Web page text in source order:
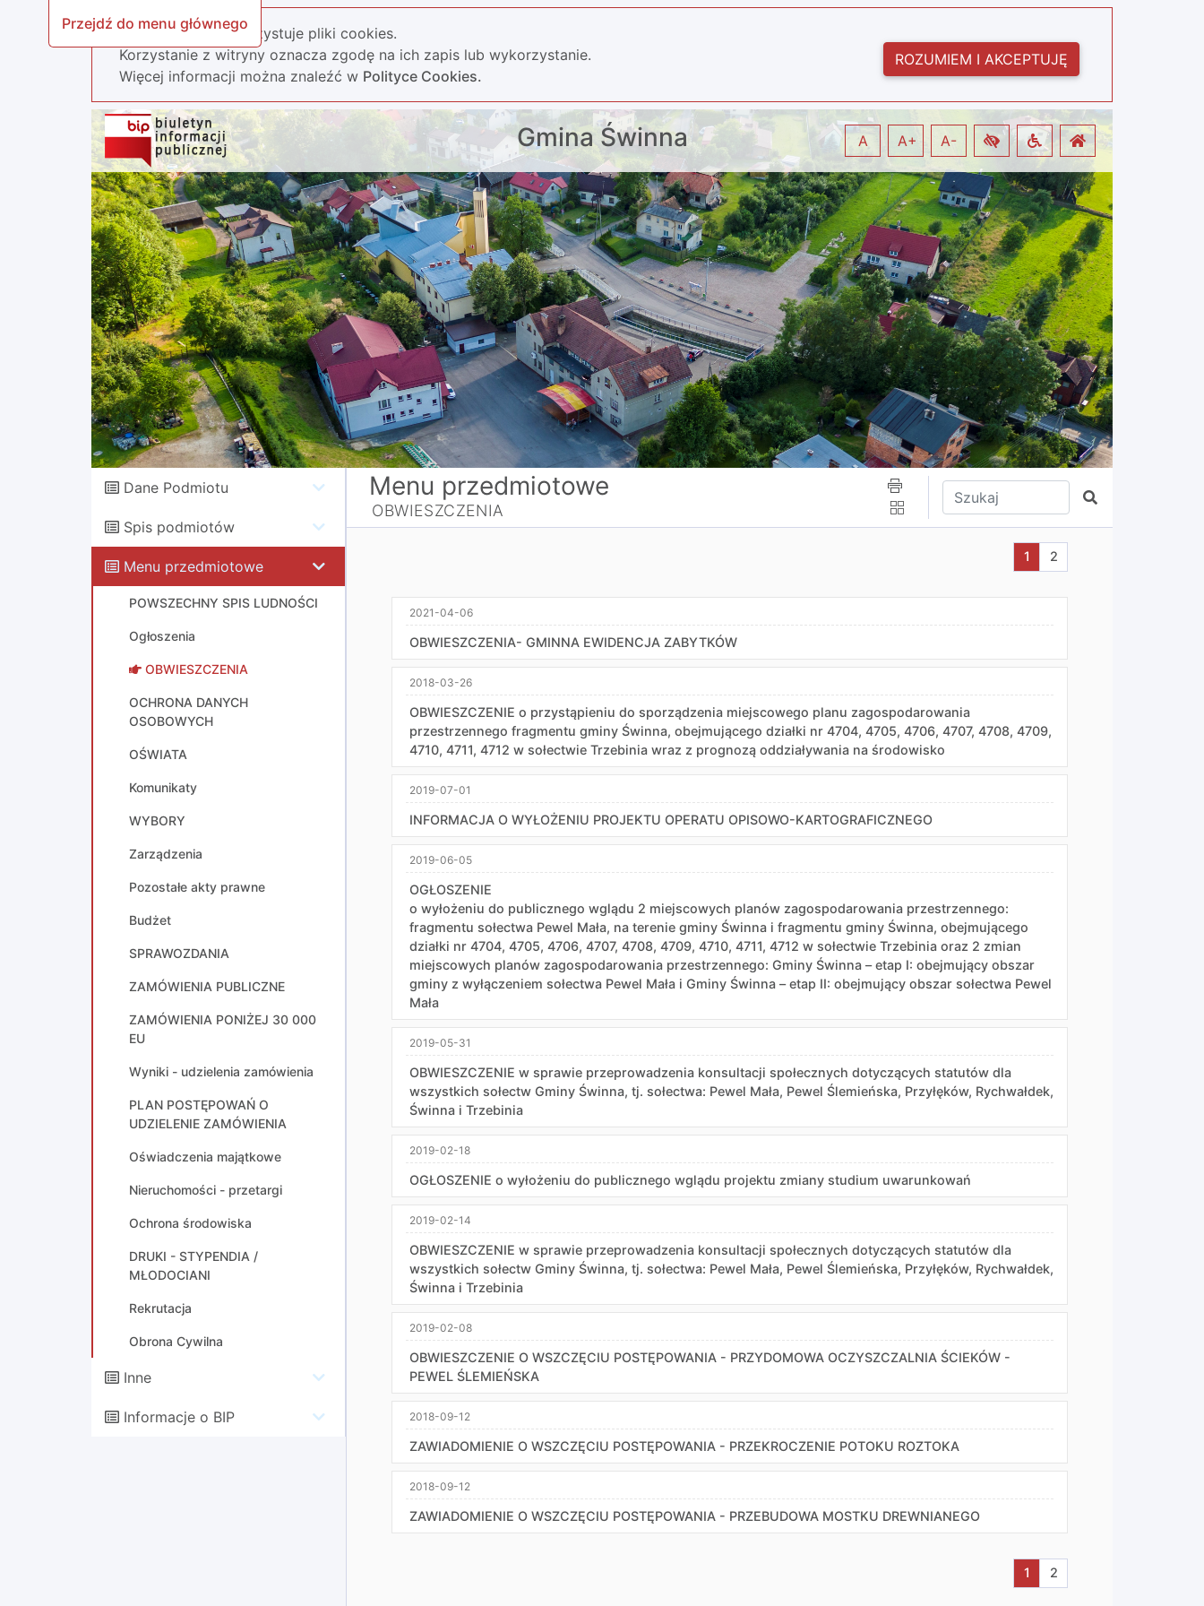
Przejdź do menu głównego
Nasza strona wykorzystuje pliki cookies.
Korzystanie z witryny oznacza zgodę na ich zapis lub wykorzystanie.
Więcej informacji można znaleźć w Polityce Cookies.
ROZUMIEM I AKCEPTUJĘ
Gmina Świnna A A+ A-
Dane Podmiotu
Spis podmiotów
Menu przedmiotowe
POWSZECHNY SPIS LUDNOŚCI
Ogłoszenia
OBWIESZCZENIA
OCHRONA DANYCH
OSOBOWYCH
OŚWIATA
Komunikaty
WYBORY
Zarządzenia
Pozostałe akty prawne
Budżet
SPRAWOZDANIA
ZAMÓWIENIA PUBLICZNE
ZAMÓWIENIA PONIŻEJ 30 000
EU
Wyniki - udzielenia zamówienia
PLAN POSTĘPOWAŃ O
UDZIELENIE ZAMÓWIENIA
Oświadczenia majątkowe
Nieruchomości - przetargi
Ochrona środowiska
DRUKI - STYPENDIA /
MŁODOCIANI
Rekrutacja
Obrona Cywilna
Inne
Informacje o BIP
Menu przedmiotowe
OBWIESZCZENIA
Wpisz tekst do wyszukania
Szukaj
Aktualna strona nr 1
1 Przejdź do strony nr 2
2
2021-04-06
OBWIESZCZENIA- GMINNA EWIDENCJA ZABYTKÓW
2018-03-26
OBWIESZCZENIE o przystąpieniu do sporządzenia miejscowego planu zagospodarowania
przestrzennego fragmentu gminy Świnna, obejmującego działki nr 4704, 4705, 4706, 4707, 4708, 4709,
4710, 4711, 4712 w sołectwie Trzebinia wraz z prognozą oddziaływania na środowisko
2019-07-01
INFORMACJA O WYŁOŻENIU PROJEKTU OPERATU OPISOWO-KARTOGRAFICZNEGO
2019-06-05
OGŁOSZENIE
o wyłożeniu do publicznego wglądu 2 miejscowych planów zagospodarowania przestrzennego:
fragmentu sołectwa Pewel Mała, na terenie gminy Świnna i fragmentu gminy Świnna, obejmującego
działki nr 4704, 4705, 4706, 4707, 4708, 4709, 4710, 4711, 4712 w sołectwie Trzebinia oraz 2 zmian
miejscowych planów zagospodarowania przestrzennego: Gminy Świnna – etap I: obejmujący obszar
gminy z wyłączeniem sołectwa Pewel Mała i Gminy Świnna – etap II: obejmujący obszar sołectwa Pewel
Mała
2019-05-31
OBWIESZCZENIE w sprawie przeprowadzenia konsultacji społecznych dotyczących statutów dla
wszystkich sołectw Gminy Świnna, tj. sołectwa: Pewel Mała, Pewel Ślemieńska, Przyłęków, Rychwałdek,
Świnna i Trzebinia
2019-02-18
OGŁOSZENIE o wyłożeniu do publicznego wglądu projektu zmiany studium uwarunkowań
2019-02-14
OBWIESZCZENIE w sprawie przeprowadzenia konsultacji społecznych dotyczących statutów dla
wszystkich sołectw Gminy Świnna, tj. sołectwa: Pewel Mała, Pewel Ślemieńska, Przyłęków, Rychwałdek,
Świnna i Trzebinia
2019-02-08
OBWIESZCZENIE O WSZCZĘCIU POSTĘPOWANIA - PRZYDOMOWA OCZYSZCZALNIA ŚCIEKÓW -
PEWEL ŚLEMIEŃSKA
2018-09-12
ZAWIADOMIENIE O WSZCZĘCIU POSTĘPOWANIA - PRZEKROCZENIE POTOKU ROZTOKA
2018-09-12
ZAWIADOMIENIE O WSZCZĘCIU POSTĘPOWANIA - PRZEBUDOWA MOSTKU DREWNIANEGO
Aktualna strona nr 1
1 Przejdź do strony nr 2
2